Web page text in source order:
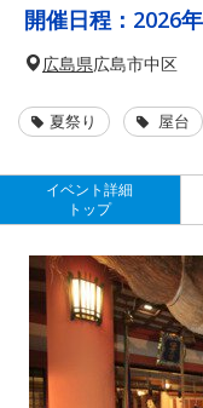
開催日程： 2026
広島県広島市中区
夏祭り 屋台
イベント詳細
トップ